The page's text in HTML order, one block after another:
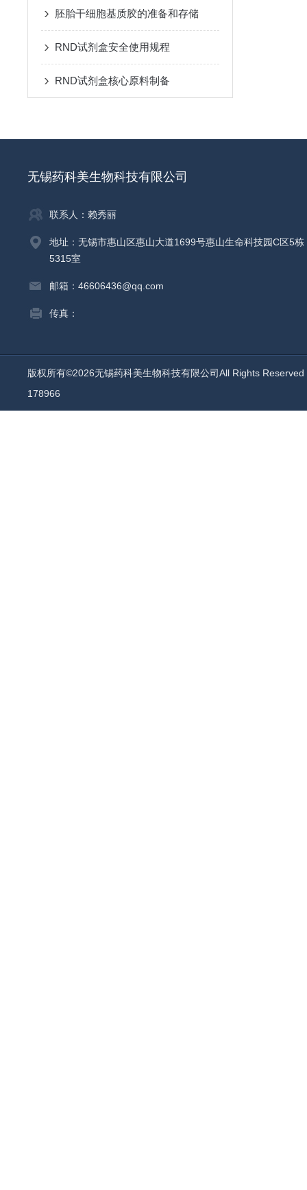
胚胎干细胞基质胶的准备和存储
RND试剂盒安全使用规程
RND试剂盒核心原料制备
无锡药科美生物科技有限公司
联系人：赖秀丽
地址：无锡市惠山区惠山大道1699号惠山生命科技园C区5栋
5315室
邮箱：46606436@qq.com
传真：
版权所有©2026无锡药科美生物科技有限公司All Rights
178966